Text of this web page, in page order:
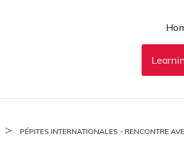
PÉPITES INTERNATIONALES - RENCONTRE